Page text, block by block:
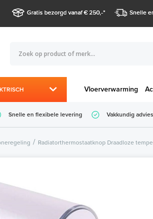
Gratis bezorgd vanaf € 250,-* Snelle
Vloerverwarming
Snelle en flexibele levering Vakkundig
Radiatorthermostaatknop Draadloze